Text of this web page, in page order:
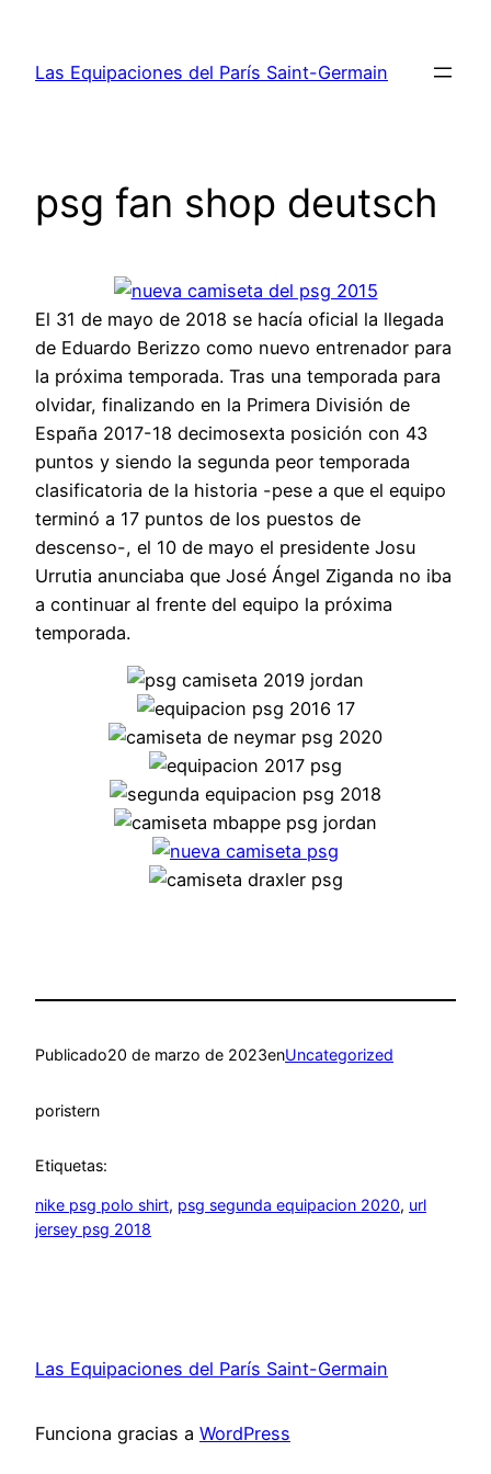
contenido
Las Equipaciones del París Saint-Germain
psg fan shop deutsch
El 31 de mayo de 2018 se hacía oficial la llegada
de Eduardo Berizzo como nuevo entrenador para
la próxima temporada. Tras una temporada para
olvidar, finalizando en la Primera División de
España 2017-18 decimosexta posición con 43
puntos y siendo la segunda peor temporada
clasificatoria de la historia -pese a que el equipo
terminó a 17 puntos de los puestos de
descenso-, el 10 de mayo el presidente Josu
Urrutia anunciaba que José Ángel Ziganda no iba
a continuar al frente del equipo la próxima
temporada.
Publicado20 de marzo de 2023enUncategorized
poristern
Etiquetas:
nike psg polo shirt, psg segunda equipacion 2020, url
jersey psg 2018
Las Equipaciones del París Saint-Germain
Funciona gracias a WordPress